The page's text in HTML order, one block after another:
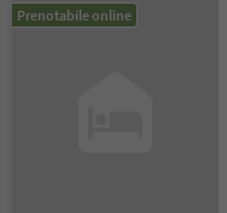
Prenotabile online